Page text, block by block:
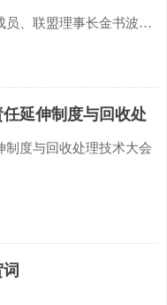
员、联盟理事长金书波主
联盟成员代表大会。
延伸制度与回收处
制度与回收处理技术大会